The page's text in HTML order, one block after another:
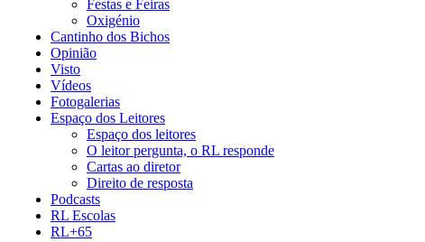
Festas e Feiras
Oxigénio
Cantinho dos Bichos
Opinião
Visto
Vídeos
Fotogalerias
Espaço dos Leitores
Espaço dos leitores
O leitor pergunta, o RL responde
Cartas ao diretor
Direito de resposta
Podcasts
RL Escolas
RL+65